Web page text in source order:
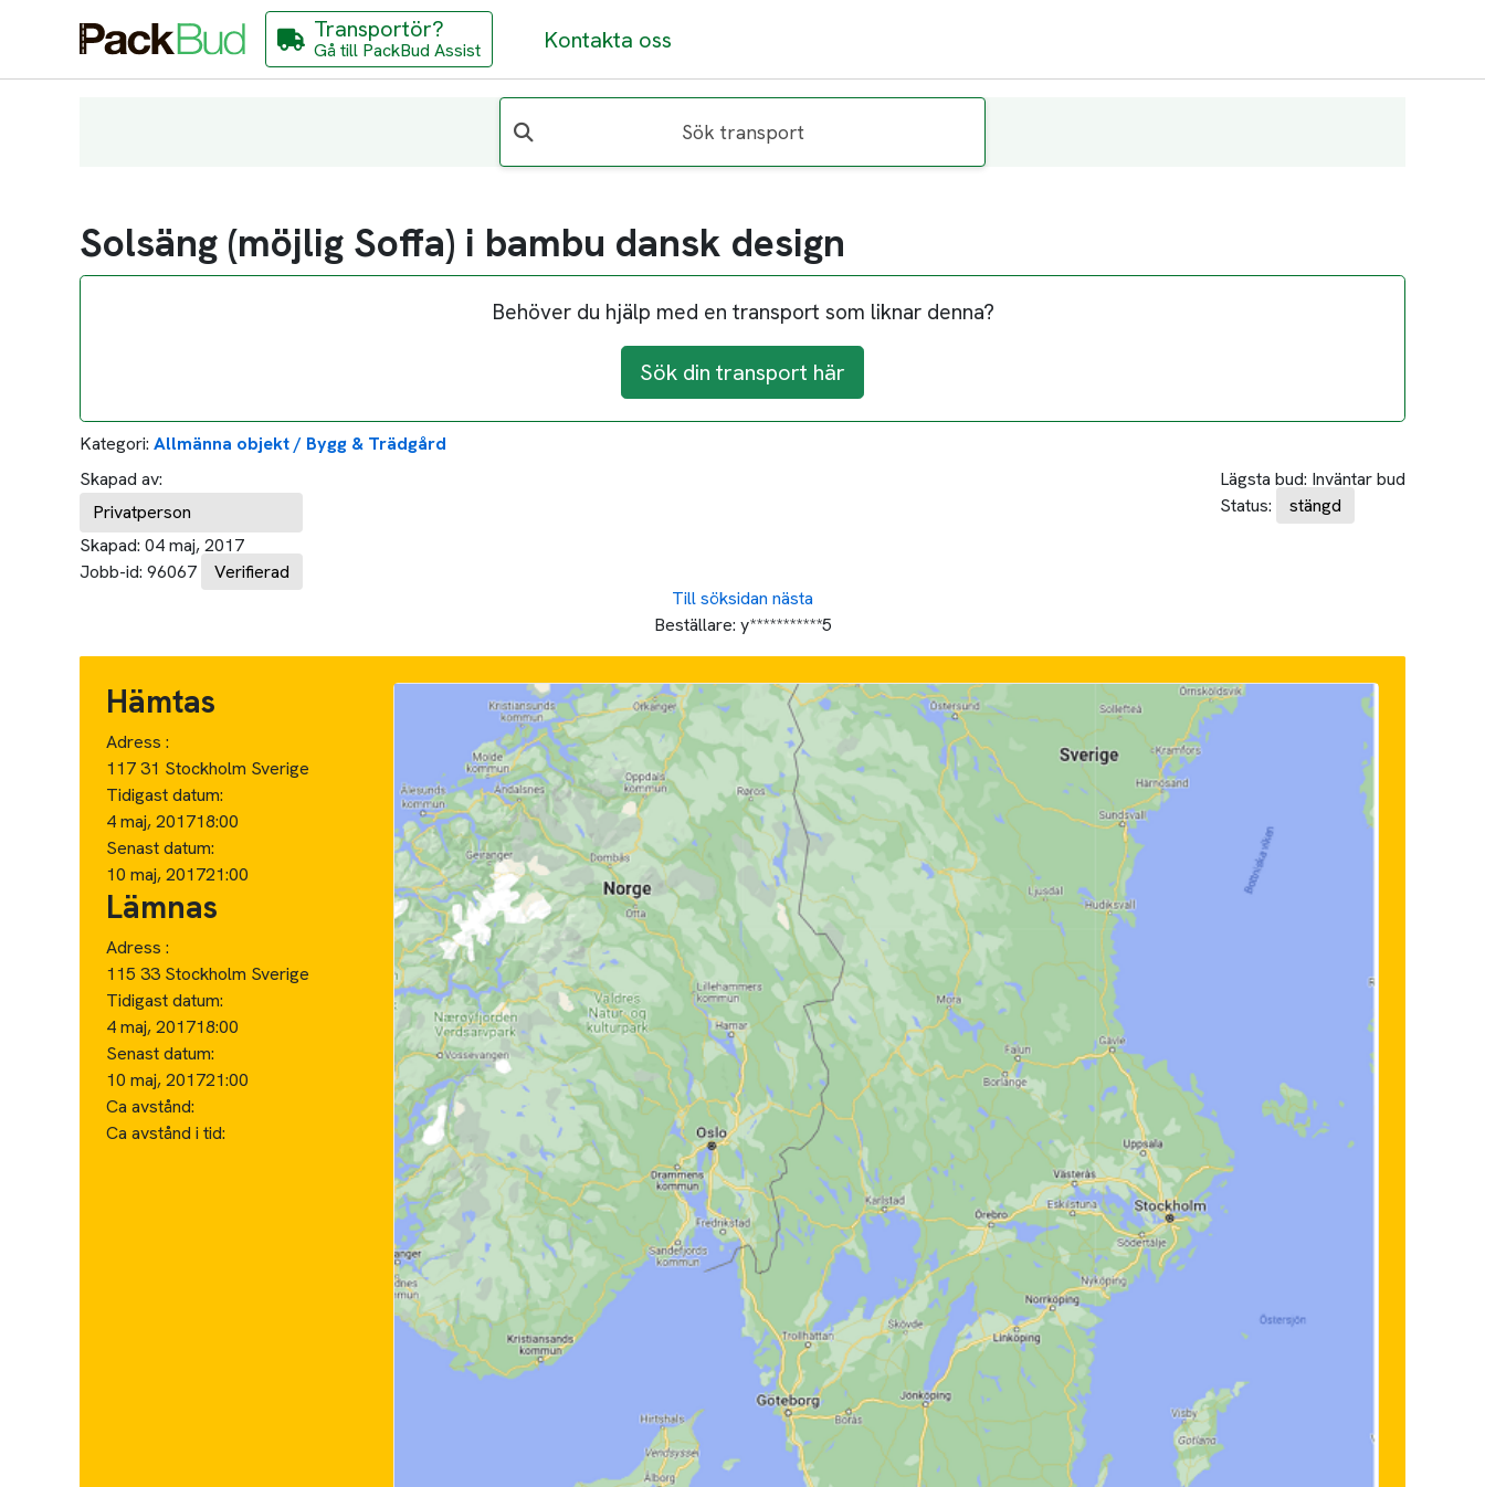
Transportör?
Gå till PackBud Assist Kontakta oss
Sök transport
Solsäng (möjlig Soffa) i bambu dansk design
Behöver du hjälp med en transport som liknar denna?
Sök din transport här
Kategori: Allmänna objekt / Bygg & Trädgård
Skapad av:
Privatperson
Skapad: 04 maj, 2017
Jobb-id: 96067 Verifierad
Lägsta bud: Inväntar bud
Status:
stängd
Till söksidan nästa
Beställare: y***********5
Hämtas
Adress :
117 31 Stockholm Sverige
Tidigast datum:
4 maj, 201718:00
Senast datum:
10 maj, 201721:00
Lämnas
Adress :
115 33 Stockholm Sverige
Tidigast datum:
4 maj, 201718:00
Senast datum:
10 maj, 201721:00
Ca avstånd:
Ca avstånd i tid: